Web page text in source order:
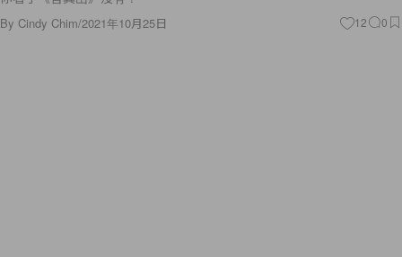
By Cindy Chim/2021年10月25日 12 0